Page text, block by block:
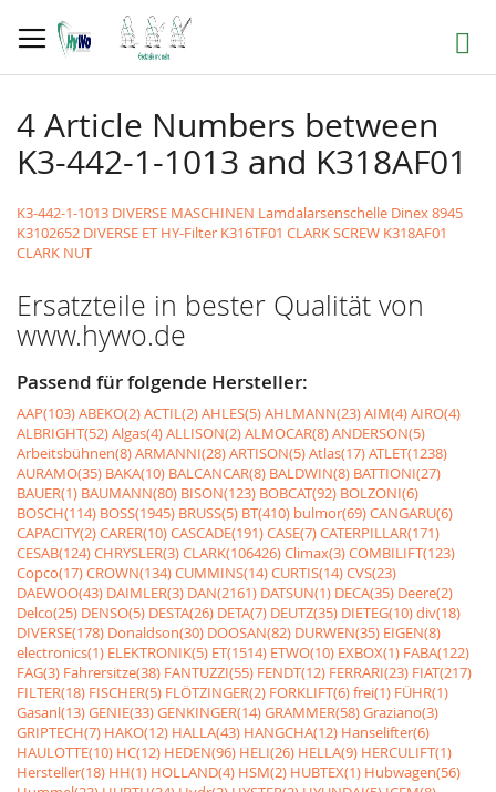
zum
Inhalt
Suche
4 Article Numbers between
K3-442-1-1013 and K318AF01
K3-442-1-1013 DIVERSE MASCHINEN Lamdalarsenschelle Dinex 8945
K3102652 DIVERSE ET HY-Filter K316TF01 CLARK SCREW K318AF01
CLARK NUT
Ersatzteile in bester Qualität von
www.hywo.de
Passend für folgende Hersteller:
AAP(103)ABEKO(2)ACTIL(2)AHLES(5)AHLMANN(23)AIM(4)AIRO(4)
ALBRIGHT(52)Algas(4)ALLISON(2)ALMOCAR(8)ANDERSON(5)
Arbeitsbühnen(8)ARMANNI(28)ARTISON(5)Atlas(17)ATLET(1238)
AURAMO(35) BAKA(10) BALCANCAR(8) BALDWIN(8) BATTIONI(27)
BAUER(1) BAUMANN(80) BISON(123) BOBCAT(92) BOLZONI(6)
BOSCH(114) BOSS(1945) BRUSS(5) BT(410) bulmor(69)CANGARU(6)
CAPACITY(2)CARER(10)CASCADE(191)CASE(7)CATERPILLAR(171)
CESAB(124)CHRYSLER(3)CLARK(106426)Climax(3)COMBILIFT(123)
Copco(17)CROWN(134)CUMMINS(14)CURTIS(14)CVS(23)
DAEWOO(43) DAIMLER(3) DAN(2161) DATSUN(1) DECA(35) Deere(2)
Delco(25) DENSO(5) DESTA(26) DETA(7) DEUTZ(35) DIETEG(10)div(18)
DIVERSE(178) Donaldson(30) DOOSAN(82) DURWEN(35) EIGEN(8)
electronics(1) ELEKTRONIK(5) ET(1514) ETWO(10) EXBOX(1) FABA(122)
FAG(3) Fahrersitze(38) FANTUZZI(55) FENDT(12) FERRARI(23) FIAT(217)
FILTER(18) FISCHER(5) FLÖTZINGER(2) FORKLIFT(6)frei(1) FÜHR(1)
Gasanl(13)GENIE(33)GENKINGER(14)GRAMMER(58)Graziano(3)
GRIPTECH(7) HAKO(12) HALLA(43) HANGCHA(12) Hanselifter(6)
HAULOTTE(10) HC(12) HEDEN(96) HELI(26) HELLA(9) HERCULIFT(1)
Hersteller(18) HH(1) HOLLAND(4) HSM(2) HUBTEX(1) Hubwagen(56)